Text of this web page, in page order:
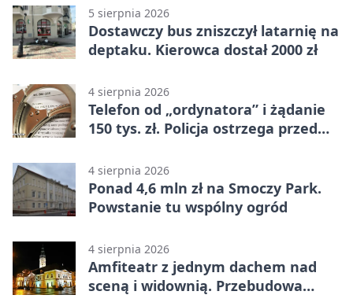
5 sierpnia 2026
Dostawczy bus zniszczył latarnię na
deptaku. Kierowca dostał 2000 zł
4 sierpnia 2026
Telefon od „ordynatora” i żądanie
150 tys. zł. Policja ostrzega przed
4 sierpnia 2026
Ponad 4,6 mln zł na Smoczy Park.
Powstanie tu wspólny ogród
4 sierpnia 2026
Amfiteatr z jednym dachem nad
sceną i widownią. Przebudowa